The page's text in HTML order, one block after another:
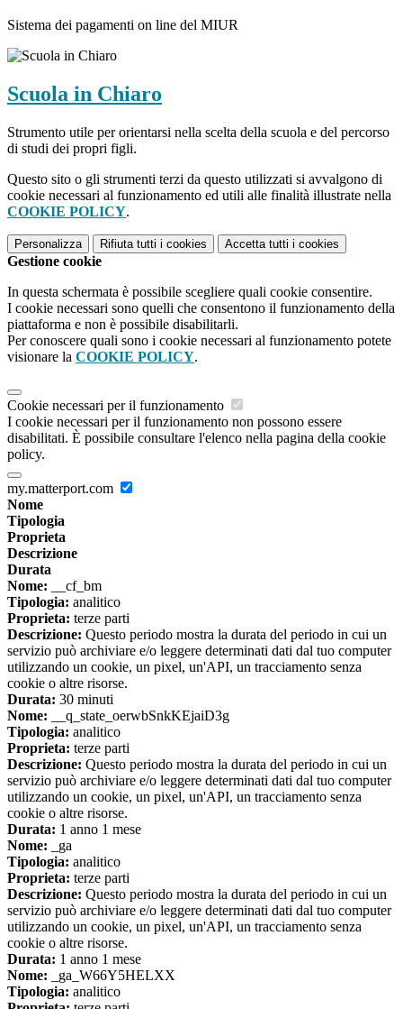
Sistema dei pagamenti on line del MIUR
Scuola in Chiaro
Strumento utile per orientarsi nella scelta della scuola e del percorso
di studi dei propri figli.
Questo sito o gli strumenti terzi da questo utilizzati si avvalgono di
cookie necessari al funzionamento ed utili alle finalità illustrate nella
COOKIE POLICY.
Personalizza Rifiuta tutti i cookies Accetta tutti i cookies
Gestione cookie
In questa schermata è possibile scegliere quali cookie consentire.
I cookie necessari sono quelli che consentono il funzionamento della
piattaforma e non è possibile disabilitarli.
Per conoscere quali sono i cookie necessari al funzionamento potete
visionare la COOKIE POLICY.
Cookie necessari per il funzionamento
I cookie necessari per il funzionamento non possono essere
disabilitati. È possibile consultare l'elenco nella pagina della cookie
policy.
my.matterport.com
Nome
Tipologia
Proprieta
Descrizione
Durata
Nome: __cf_bm
Tipologia: analitico
Proprieta: terze parti
Descrizione: Questo periodo mostra la durata del periodo in cui un
servizio può archiviare e/o leggere determinati dati dal tuo computer
utilizzando un cookie, un pixel, un'API, un tracciamento senza
cookie o altre risorse.
Durata: 30 minuti
Nome: __q_state_oerwbSnkKEjaiD3g
Tipologia: analitico
Proprieta: terze parti
Descrizione: Questo periodo mostra la durata del periodo in cui un
servizio può archiviare e/o leggere determinati dati dal tuo computer
utilizzando un cookie, un pixel, un'API, un tracciamento senza
cookie o altre risorse.
Durata: 1 anno 1 mese
Nome: _ga
Tipologia: analitico
Proprieta: terze parti
Descrizione: Questo periodo mostra la durata del periodo in cui un
servizio può archiviare e/o leggere determinati dati dal tuo computer
utilizzando un cookie, un pixel, un'API, un tracciamento senza
cookie o altre risorse.
Durata: 1 anno 1 mese
Nome: _ga_W66Y5HELXX
Tipologia: analitico